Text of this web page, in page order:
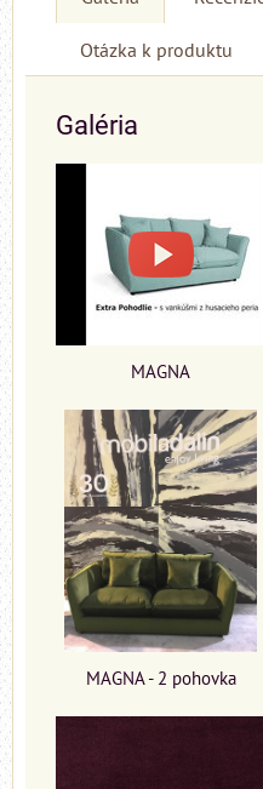
Otázka k produktu
Galéria
MAGNA
MAGNA - 2 pohovka